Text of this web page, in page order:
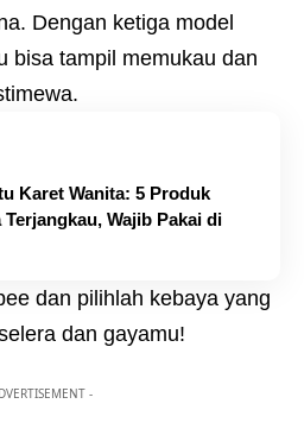
Dengan ketiga model
bisa tampil memukau dan
Karet Wanita: 5 Produk
Wajib Pakai di
dan pilihlah kebaya yang
dan gayamu!
-